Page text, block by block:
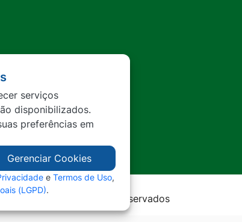
MT - Todos os direitos reservados
serviços
disponibilizados.
preferências em
Gerenciar Cookies
e Termos de Uso,
(LGPD).